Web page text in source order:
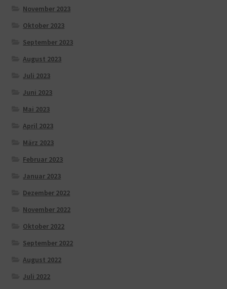
November 2023
Oktober 2023
September 2023
August 2023
Juli 2023
Juni 2023
Mai 2023
April 2023
März 2023
Februar 2023
Januar 2023
Dezember 2022
November 2022
Oktober 2022
September 2022
August 2022
Juli 2022